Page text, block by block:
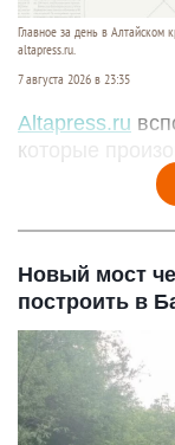
Главное за день в Алтайском
altapress.ru.
7 августа 2026 в 23:35
Altapress.ru
которые
Новый мост
построить в